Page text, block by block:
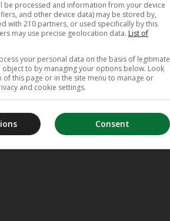
be processed and information from your device
and other device data) may be stored by,
with 210 partners, or used specifically by this
may use precise geolocation data. List of
your personal data on the basis of legitimate
object to by managing your options below. Look
this page or in the site menu to manage or
and cookie settings.
Consent